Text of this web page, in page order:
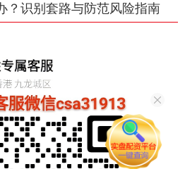
？识别套路与防范风险指南